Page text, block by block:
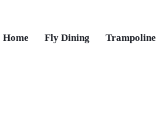
Home Fly Dining Trampoline